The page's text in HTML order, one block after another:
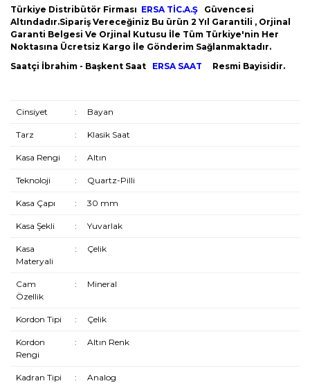
Türkiye Distribütör Firması ERSA TİC.A.Ş
Güvencesi
Altındadır.Sipariş Vereceğiniz Bu ürün 2 Yıl Garantili , Orjinal
Garanti Belgesi Ve Orjinal Kutusu İle Tüm Türkiye'nin Her
Noktasına Ücretsiz Kargo İle Gönderim Sağlanmaktadır.
Saatçi İbrahim - Başkent Saat ERSA SAAT Resmi Bayisidir.
Cinsiyet : Bayan
Tarz : Klasik Saat
Kasa Rengi : Altın
Teknoloji : Quartz-Pilli
Kasa Çapı : 30 mm
Kasa Şekli : Yuvarlak
Kasa
Materyali
: Çelik
Cam
Özellik
: Mineral
Kordon Tipi : Çelik
Kordon
Rengi
: Altın Renk
Kadran Tipi : Analog